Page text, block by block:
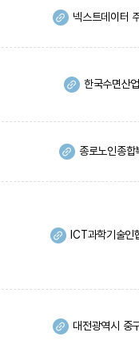
넥스트데이터
한국수면산
종로노인종합
ICT과학기술인
대전광역시 중